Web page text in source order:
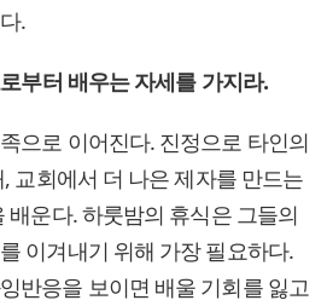
.
부터 배우는 자세를 가지라.
으로 이어진다. 진정으로 타인의
교회에서 더 나은 제자를 만드는
배운다. 하룻밤의 휴식은 그들의
이겨내기 위해 가장 필요하다.
반응을 보이면 배울 기회를 잃고